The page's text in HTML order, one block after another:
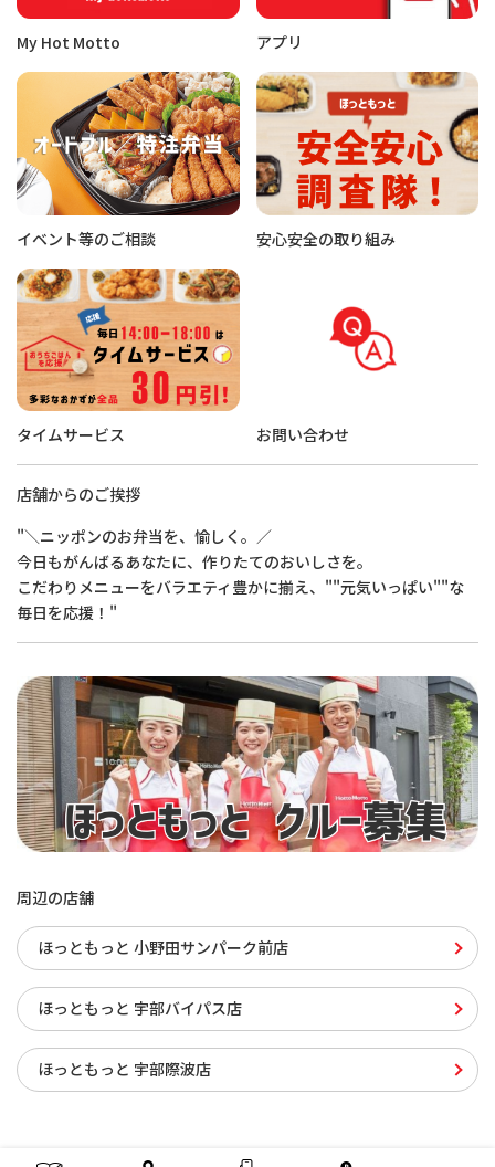
My Hot Motto アプリ
イベント等のご相談 安心安全の取り組み
タイムサービス お問い合わせ
店舗からのご挨拶
"＼ニッポンのお弁当を、愉しく。／
今日もがんばるあなたに、作りたてのおいしさを。
こだわりメニューをバラエティ豊かに揃え、""元気いっぱい""な
毎日を応援！"
周辺の店舗
ほっともっと 小野田サンパーク前店
ほっともっと 宇部バイパス店
ほっともっと 宇部際波店